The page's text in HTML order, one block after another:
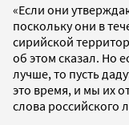
«Если они
поскольку они в
сирийской
об этом сказал. Но
лучше, то пусть
это время, и мы их
слова российского